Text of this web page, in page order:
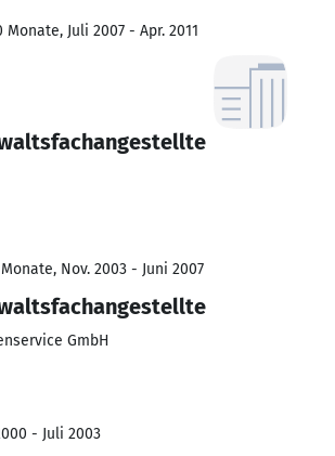
Monate, Juli 2007 - Apr. 2011
Nov. 2003 - Juni 2007
GmbH
- Juli 2003